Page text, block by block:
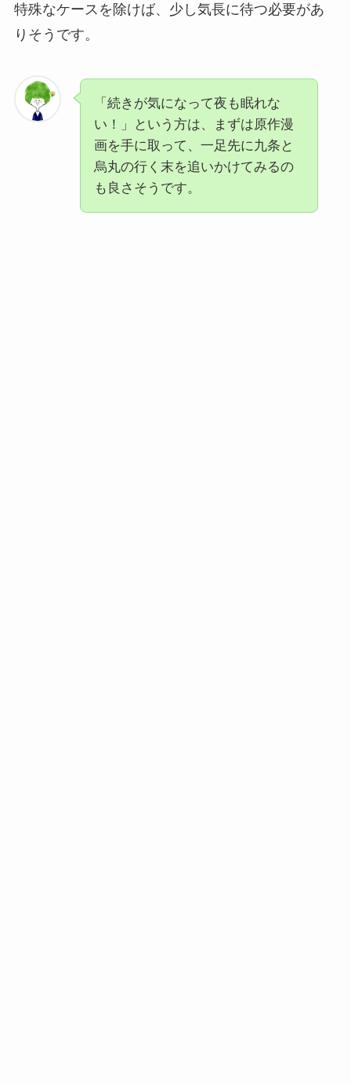
特殊なケースを除けば、少し気長に待つ必要があ
りそうです。
「続きが気になって夜も眠れな
い！」という方は、まずは原作漫
画を手に取って、一足先に九条と
烏丸の行く末を追いかけてみるの
も良さそうです。